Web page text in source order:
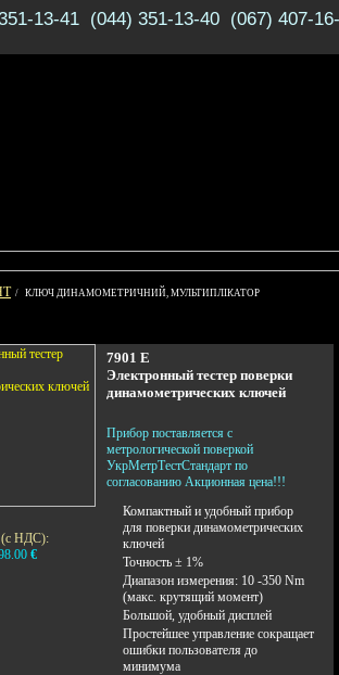
13-41 (044) 351-13-40 (067) 407-
/ КЛЮЧ ДИНАМОМЕТРИЧНИЙ, МУЛЬТИПЛІКАТОР
(с НДС):
€
7901 E
Электронный тестер поверки
динамометрических ключей
Прибор поставляется с
метрологической поверкой
УкрМетрТестСтандарт по
согласованию Акционная цена!!!
Компактный и удобный прибор
для поверки динамометрических
ключей
Точность ± 1%
Диапазон измерения: 10 -350 Nm
(макс. крутящий момент)
Большой, удобный дисплей
Простейшее управление сокращает
ошибки пользователя до
минимума